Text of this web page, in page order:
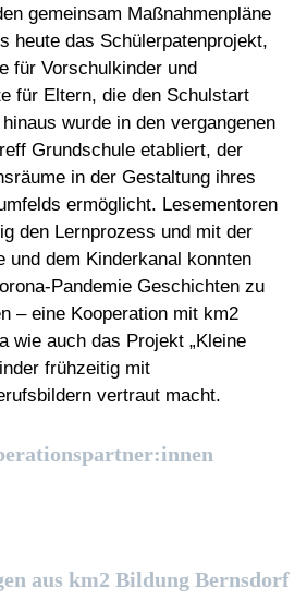
gemeinsam Maßnahmenpläne
heute das Schülerpatenprojekt,
für Vorschulkinder und
für Eltern, die den Schulstart
wurde in den vergangenen
Grundschule etabliert, der
in der Gestaltung ihres
ermöglicht. Lesementoren
den Lernprozess und mit der
und dem Kinderkanal konnten
Pandemie Geschichten zu
– eine Kooperation mit km2
wie auch das Projekt „Kleine
frühzeitig mit
vertraut macht.
aus km2 Bildung Bernsdorf